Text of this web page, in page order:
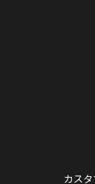
カス